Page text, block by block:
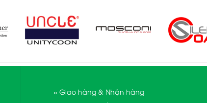
» Giao hàng & Nhận hàng